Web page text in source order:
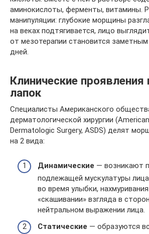
аминокислоты, ферменты, витамины.
манипуляции: глубокие морщины
на веках подтягивается, лицо
от мезотерапии становится заметным
дней.
Клинические проявления
лапок
Специалисты Американского
дерматологической хирургии
Dermatologic Surgery, ASDS) делят
на 2 вида:
Динамические — возникают
подлежащей мускулатуры
во время улыбки,
«скашивании» взгляда в
нейтральном выражении лица.
Статические — образуются